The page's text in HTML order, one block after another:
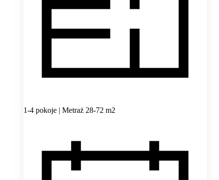
1-4 pokoje | Metraż 28-72 m2